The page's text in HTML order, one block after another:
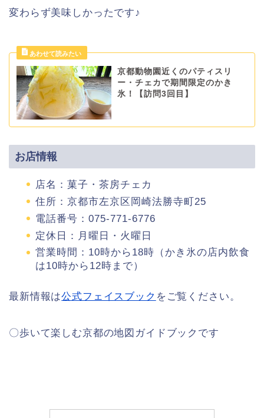
変わらず美味しかったです♪
京都動物園近くのパティスリ
ー・チェカで期間限定のかき
氷！【訪問3回目】
お店情報
店名：菓子・茶房チェカ
住所：京都市左京区岡崎法勝寺町25
電話番号：075-771-6776
定休日：月曜日・火曜日
営業時間：10時から18時（かき氷の店内飲食
は10時から12時まで）
最新情報は公式フェイスブック をご覧ください。
〇歩いて楽しむ京都の地図ガイドブックです